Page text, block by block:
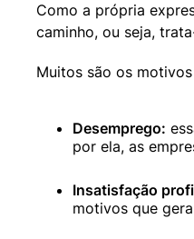
Como a própria
caminho, ou seja,
Muitos são os
Desemprego:
por ela, as
Insatisfação
motivos que